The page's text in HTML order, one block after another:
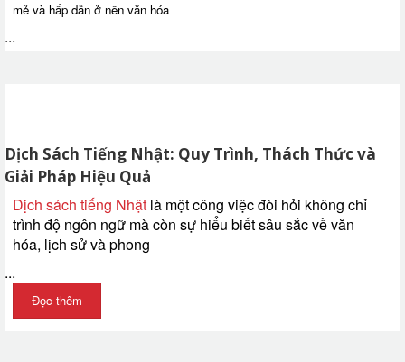
mẻ và hấp dẫn ở nền văn hóa
...
Dịch Sách Tiếng Nhật: Quy Trình, Thách Thức và
Giải Pháp Hiệu Quả
Dịch sách tiếng Nhật là một công việc đòi hỏi không chỉ
trình độ ngôn ngữ mà còn sự hiểu biết sâu sắc về văn
hóa, lịch sử và phong
...
Đọc thêm